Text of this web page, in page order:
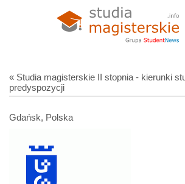
« Studia magisterskie II stopnia - kierunki
predyspozycji
Gdańsk, Polska